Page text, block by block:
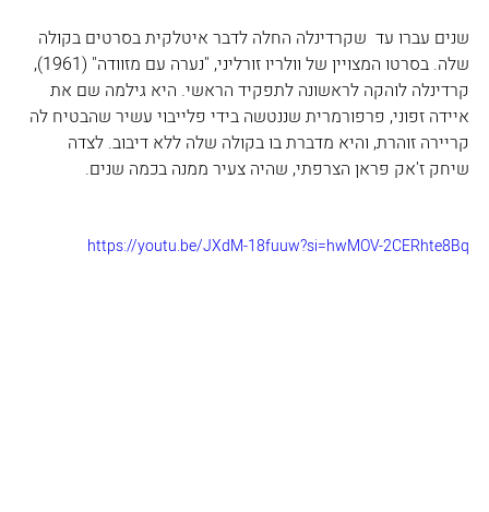
שנים עברו עד  שקרדינלה החלה לדבר איטלקית בסרטים בקולה
שלה. בסרטו המצויין של וולריו זורליני, "נערה עם מזוודה" (1961),
קרדינלה לוהקה לראשונה לתפקיד הראשי. היא גילמה שם את
איידה זפוני, פרפורמרית שננטשה בידי פלייבוי עשיר שהבטיח לה
קריירה זוהרת, והיא מדברת בו בקולה שלה ללא דיבוב. לצדה
שיחק ז'אק פּראן הצרפתי, שהיה צעיר ממנה בכמה שנים.
https://youtu.be/JXdM-18fuuw?si=hwMOV-2CERhte8Bq